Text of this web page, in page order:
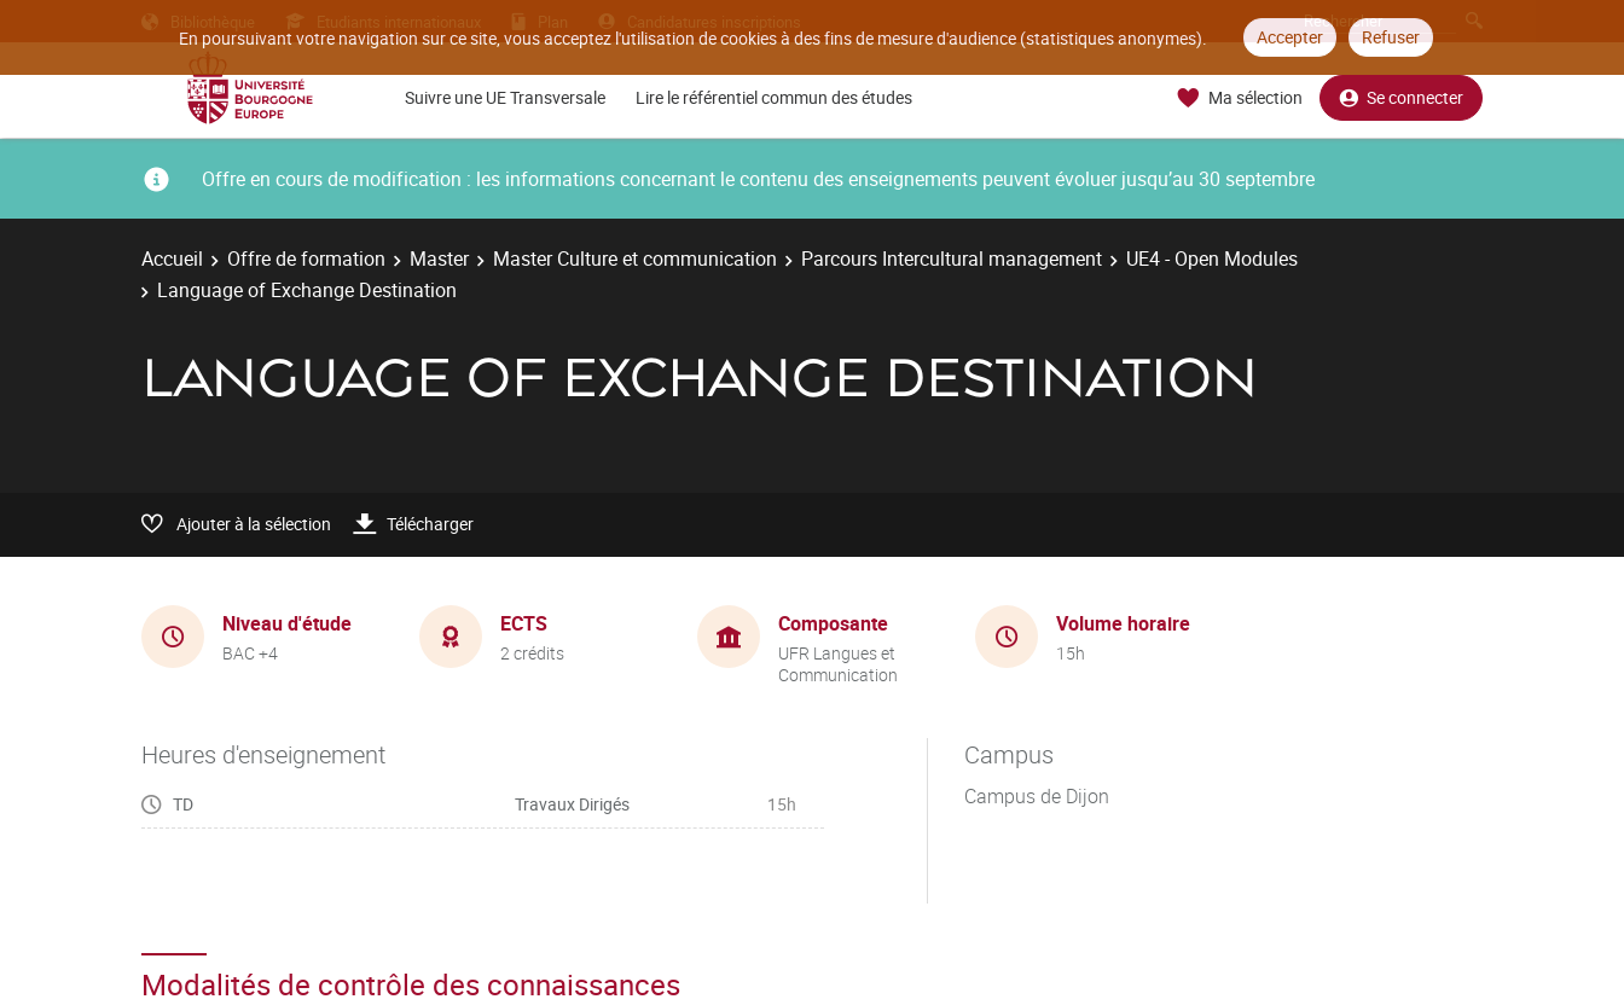
En poursuivant votre navigation sur ce site, vous acceptez l'utilisation de cookies à des fins de mesure d'audience (statistiques anonymes). Accepter Refuser
Bibliothèque Etudiants internationaux Plan Candidatures inscriptions
Suivre une UE Transversale Lire le référentiel commun des études Ma sélection Se connecter
Offre en cours de modification : les informations concernant le contenu des enseignements peuvent évoluer jusqu’au 30 septembre
Accueil Offre de formation Master Master Culture et communication Parcours Intercultural management
UE4 - Open Modules
Language of Exchange Destination
LANGUAGE OF EXCHANGE DESTINATION
Ajouter à la sélection Télécharger
Niveau d'étude
BAC +4
ECTS
2 crédits
Composante
UFR Langues et
Communication
Volume horaire
15h
Heures d'enseignement
TD Travaux Dirigés 15h
Campus
Campus de Dijon
Modalités de contrôle des connaissances